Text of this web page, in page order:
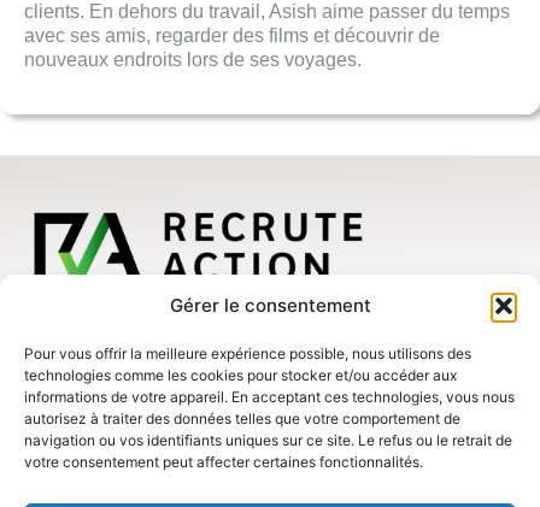
Gérer le consentement
Pour vous offrir la meilleure expérience possible, nous utilisons des
technologies comme les cookies pour stocker et/ou accéder aux
informations de votre appareil. En acceptant ces technologies, vous nous
autorisez à traiter des données telles que votre comportement de
navigation ou vos identifiants uniques sur ce site. Le refus ou le retrait de
votre consentement peut affecter certaines fonctionnalités.
clients. En dehors du travail, Asish aime passer du temps
avec ses amis, regarder des films et découvrir de
nouveaux endroits lors de ses voyages.
Montréal (Québec) H3B 2E3
États-Unis
8 The Green, Suite A
Dover (Delaware) 19901
À propos
Politique de confidentialité
Plan accessibilité